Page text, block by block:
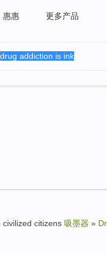
惠惠 更多产品
civilized citizens 吸墨器 »